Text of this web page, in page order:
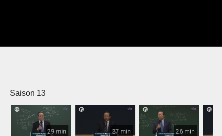
Saison 13
29 min 37 min 26 min